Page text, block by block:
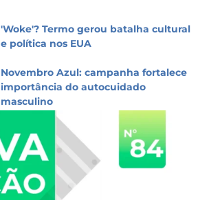
'Woke'? Termo gerou batalha cultural
e política nos EUA
Novembro Azul: campanha fortalece
importância do autocuidado
masculino